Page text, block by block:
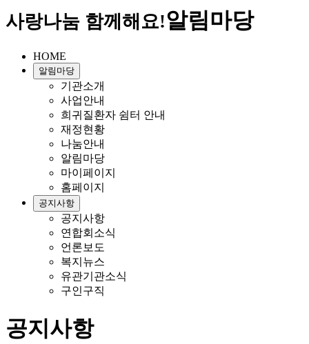
사랑나눔 함께해요!알림마당
HOME
알림마당
기관소개
사업안내
희귀질환자 쉼터 안내
재정현황
나눔안내
알림마당
마이페이지
홈페이지
공지사항
공지사항
연합회소식
언론보도
복지뉴스
유관기관소식
구인구직
공지사항